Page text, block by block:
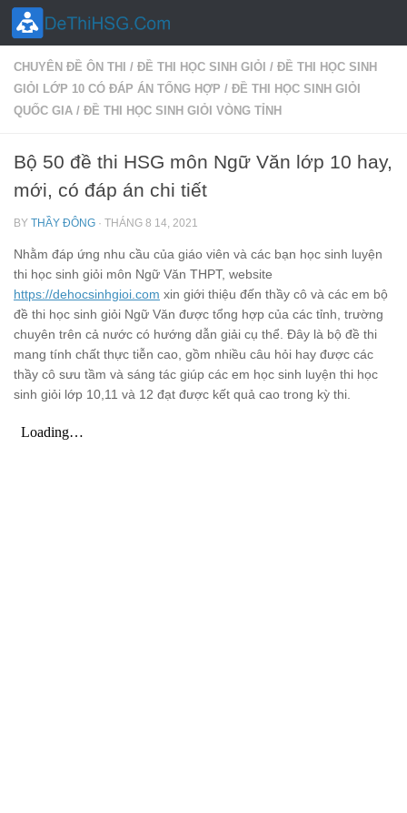
Skip to content
CHUYÊN ĐỀ ÔN THI / ĐỀ THI HỌC SINH GIỎI / ĐỀ THI HỌC SINH
GIỎI LỚP 10 CÓ ĐÁP ÁN TỔNG HỢP / ĐỀ THI HỌC SINH GIỎI
QUỐC GIA / ĐỀ THI HỌC SINH GIỎI VÒNG TỈNH
Bộ 50 đề thi HSG môn Ngữ Văn lớp 10 hay,
mới, có đáp án chi tiết
BY THẦY ĐÔNG · THÁNG 8 14, 2021
Nhằm đáp ứng nhu cầu của giáo viên và các bạn học sinh luyện
thi học sinh giỏi môn Ngữ Văn THPT, website
https://dehocsinhgioi.com xin giới thiệu đến thầy cô và các em bộ
đề thi học sinh giỏi Ngữ Văn được tổng hợp của các tỉnh, trường
chuyên trên cả nước có hướng dẫn giải cụ thể. Đây là bộ đề thi
mang tính chất thực tiễn cao, gồm nhiều câu hỏi hay được các
thầy cô sưu tầm và sáng tác giúp các em học sinh luyện thi học
sinh giỏi lớp 10,11 và 12 đạt được kết quả cao trong kỳ thi.